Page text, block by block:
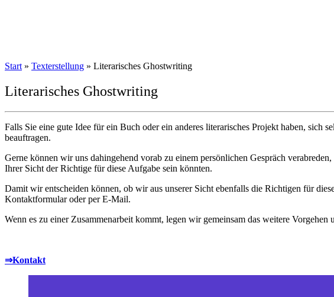
Start » Texterstellung » Literarisches Ghostwriting
Literarisches Ghostwriting
Falls Sie eine gute Idee für ein Buch oder ein anderes literarisches Projekt haben, sich
beauftragen.
Gerne können wir uns dahingehend vorab zu einem persönlichen Gespräch
Ihrer Sicht der Richtige für diese Aufgabe sein könnten.
Damit wir entscheiden können, ob wir aus unserer Sicht ebenfalls die Richtigen für
Kontaktformular oder per E-Mail.
Wenn es zu einer Zusammenarbeit kommt, legen wir gemeinsam das weitere Vorgehen
⇒Kontakt